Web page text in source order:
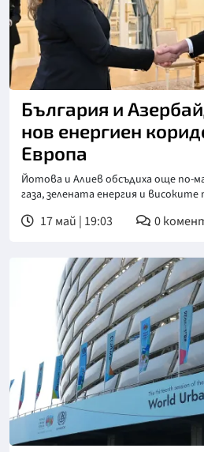
България и
нов енергиен
Европа
Йотова и Алиев обсъдиха още по-
газа, зелената енергия и високите
17 май | 19:03 0